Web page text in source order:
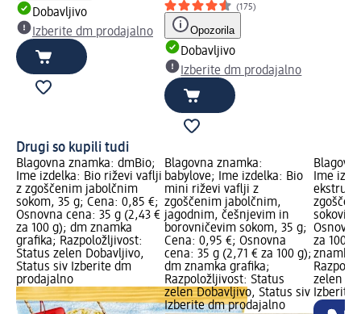
Dobavljivo
Izberite dm prodajalno
(175)
Opozorila
Dobavljivo
Izberite dm prodajalno
Drugi so kupili tudi
Blagovna znamka: dmBio;
Ime izdelka: Bio riževi vaflji
z zgoščenim jabolčnim
sokom, 35 g; Cena: 0,85 €;
Osnovna cena: 35 g (2,43 €
za 100 g); dm znamka
grafika; Razpoložljivost:
Status zelen Dobavljivo,
Status siv Izberite dm
prodajalno
Blagovna znamka:
babylove; Ime izdelka: Bio
mini riževi vaflji z
zgoščenim jabolčnim,
jagodnim, češnjevim in
borovničevim sokom, 35 g;
Cena: 0,95 €; Osnovna
cena: 35 g (2,71 € za 100 g);
dm znamka grafika;
Razpoložljivost: Status
zelen Dobavljivo, Status siv
Izberite dm prodajalno
Ime
sokovi,
za 100
znamka
zelen
Izberite